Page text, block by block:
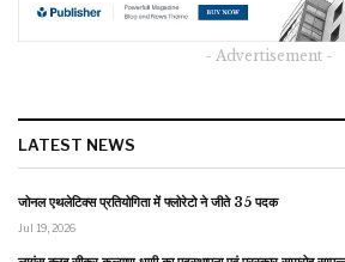
- Advertisement -
LATEST NEWS
जोनल एथलेटिक्स प्रतियोगिता में फ्लोरेटो ने जीते 35 पदक
Jul 19, 2026